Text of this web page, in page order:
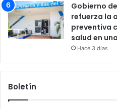
Gobierno
refuerza la
preventiva
salud en
Hace 3 días
Boletín